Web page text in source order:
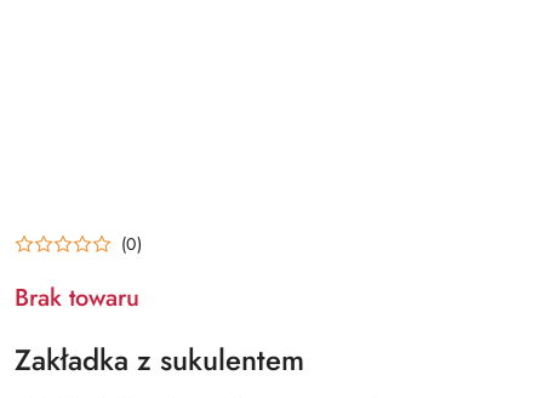
(0)
Brak towaru
Zakładka z sukulentem